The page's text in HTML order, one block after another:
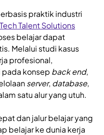
praktik industri
Talent Solutions
belajar dapat
Melalui studi kasus
profesional,
konsep back end,
server, database,
satu alur yang utuh.
dan jalur belajar yang
belajar ke dunia kerja